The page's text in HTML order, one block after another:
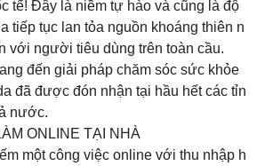
tế! Đây là niềm tự hào và cũng là độ
tiếp tục lan tỏa nguồn khoáng thiên n
với người tiêu dùng trên toàn cầu.
đến giải pháp chăm sóc sức khỏe
đã được đón nhận tại hầu hết các tỉn
nước.
ONLINE TẠI NHÀ
một công việc online với thu nhập h